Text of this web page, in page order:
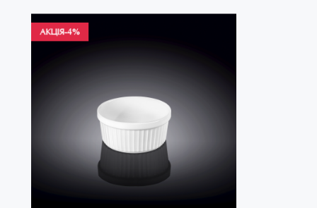
АКЦІЯ-4%